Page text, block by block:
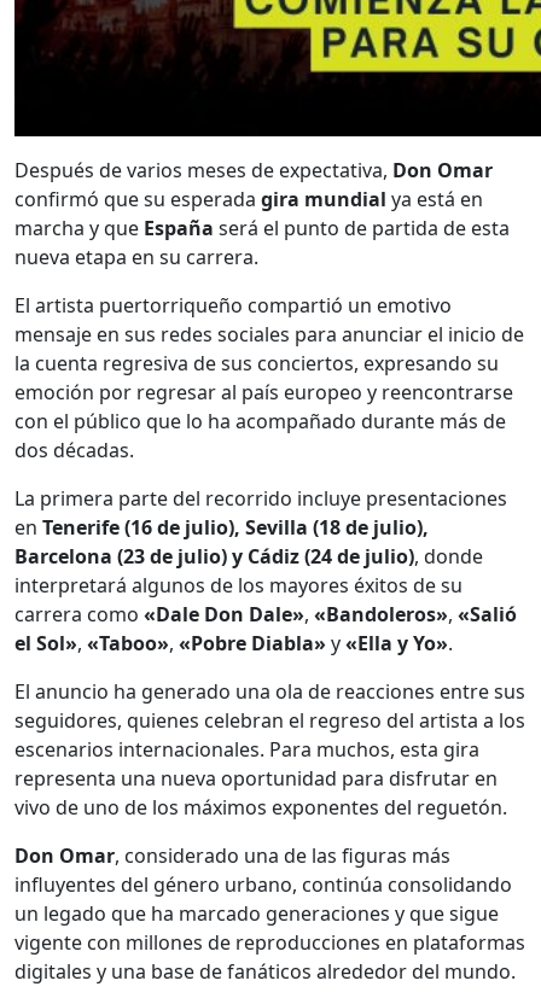
Después de varios meses de expectativa, Don Omar
confirmó que su esperada gira mundial ya está en
marcha y que España será el punto de partida de esta
nueva etapa en su carrera.
El artista puertorriqueño compartió un emotivo
mensaje en sus redes sociales para anunciar el inicio de
la cuenta regresiva de sus conciertos, expresando su
emoción por regresar al país europeo y reencontrarse
con el público que lo ha acompañado durante más de
dos décadas.
La primera parte del recorrido incluye presentaciones
en Tenerife (16 de julio), Sevilla (18 de julio),
Barcelona (23 de julio) y Cádiz (24 de julio), donde
interpretará algunos de los mayores éxitos de su
carrera como «Dale Don Dale», «Bandoleros», «Salió
el Sol», «Taboo», «Pobre Diabla» y«Ella y Yo».
El anuncio ha generado una ola de reacciones entre sus
seguidores, quienes celebran el regreso del artista a los
escenarios internacionales. Para muchos, esta gira
representa una nueva oportunidad para disfrutar en
vivo de uno de los máximos exponentes del reguetón.
Don Omar, considerado una de las figuras más
influyentes del género urbano, continúa consolidando
un legado que ha marcado generaciones y que sigue
vigente con millones de reproducciones en plataformas
digitales y una base de fanáticos alrededor del mundo.